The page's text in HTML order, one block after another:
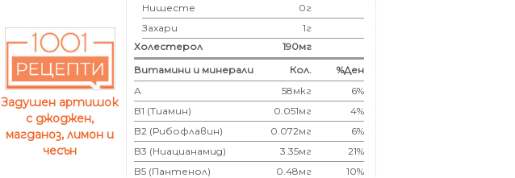
Задушен артишок
с джоджен,
магданоз, лимон и
чесън
Нишесте
0г
Захари
1г
Холестерол
190мг
Витамини и минерали
Кол.
%Ден
А
58мкг
6%
B1 (Тиамин)
0.051мг
4%
B2 (Рибофлавин)
0.072мг
6%
B3 (Ниацианамид)
3.35мг
21%
B5 (Пантенол)
0.48мг
10%